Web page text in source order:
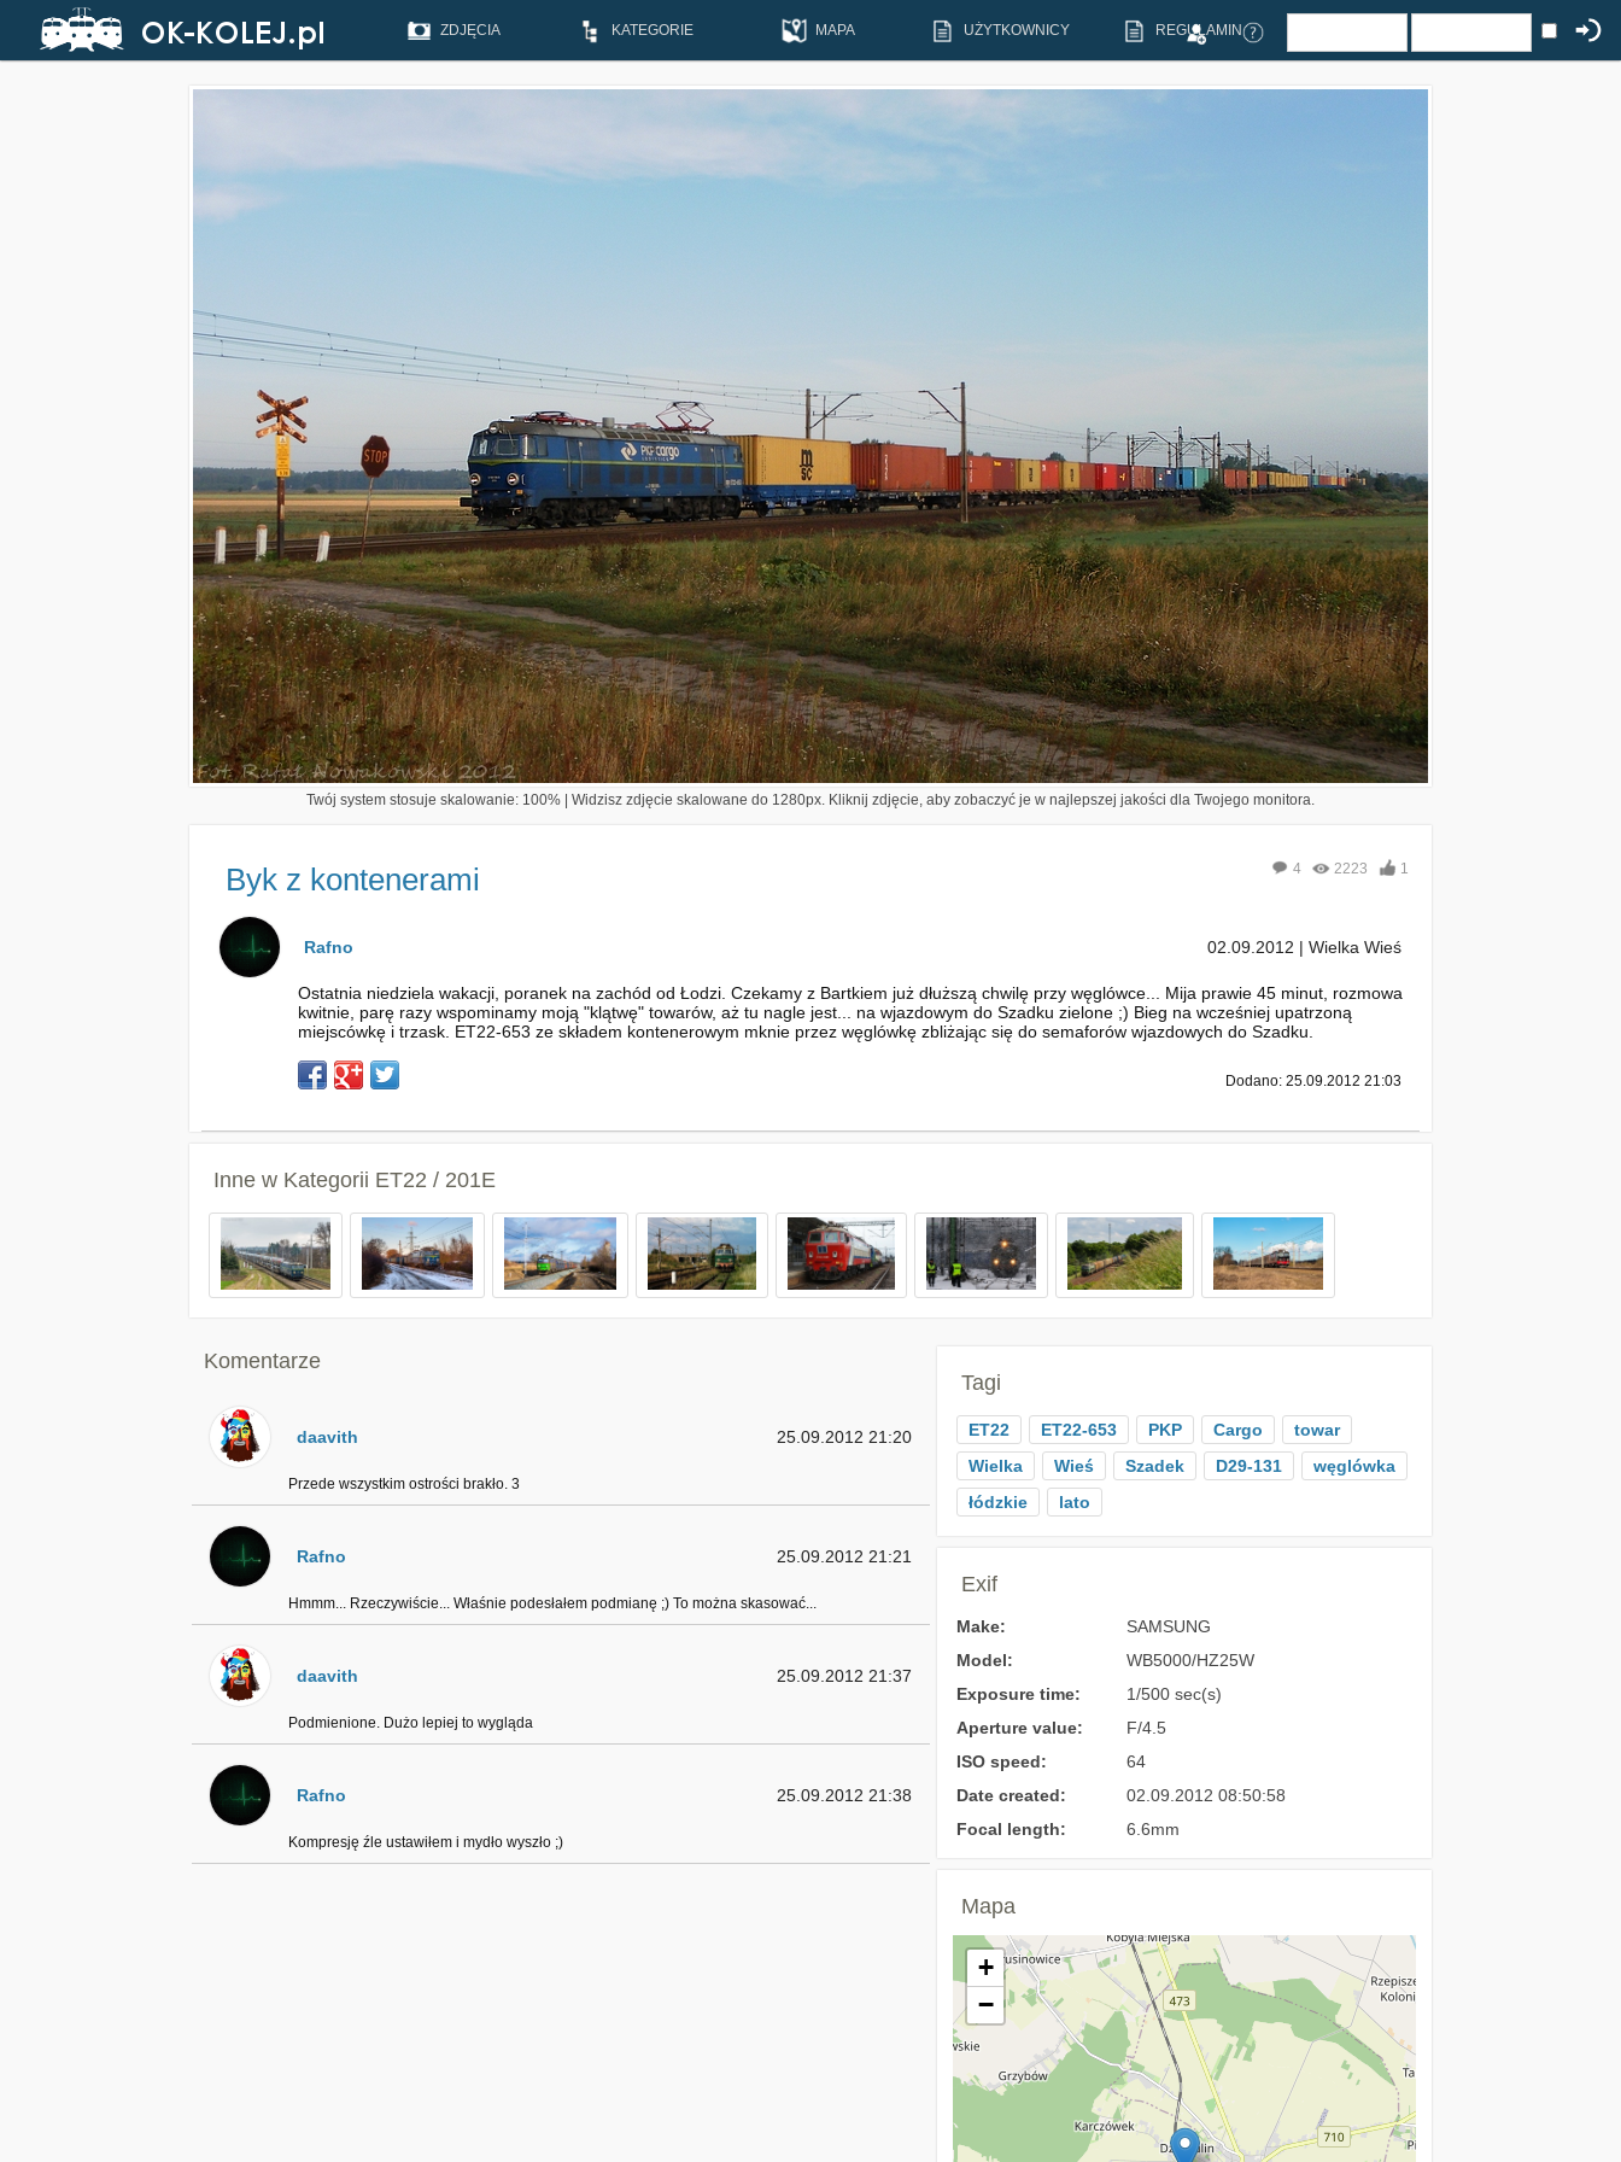
ZDJĘCIA KATEGORIE MAPA UŻYTKOWNICY REGULAMIN
Twój system stosuje skalowanie: 100% | Widzisz zdjęcie skalowane do 1280px. Kliknij zdjęcie, aby zobaczyć je w najlepszej jakości dla Twojego monitora.
Byk z kontenerami 4 2223 1
Rafno 02.09.2012 | Wielka Wieś
Ostatnia niedziela wakacji, poranek na zachód od Łodzi. Czekamy z Bartkiem już dłuższą chwilę przy węglówce... Mija prawie 45 minut, rozmowa
kwitnie, parę razy wspominamy moją "klątwę" towarów, aż tu nagle jest... na wjazdowym do Szadku zielone ;) Bieg na wcześniej upatrzoną
miejscówkę i trzask. ET22-653 ze składem kontenerowym mknie przez węglówkę zbliżając się do semaforów wjazdowych do Szadku.
Dodano: 25.09.2012 21:03
Inne w Kategorii ET22 / 201E
Komentarze
daavith 25.09.2012 21:20
Przede wszystkim ostrości brakło. 3
Rafno 25.09.2012 21:21
Hmmm... Rzeczywiście... Właśnie podesłałem podmianę ;) To można skasować...
daavith 25.09.2012 21:37
Podmienione. Dużo lepiej to wygląda
Rafno 25.09.2012 21:38
Kompresję źle ustawiłem i mydło wyszło ;)
Tagi
ET22 ET22-653 PKP Cargo
towar
Wielka
Wieś Szadek D29-131
węglówka
łódzkie
lato
Exif
Make:
SAMSUNG
Model:
WB5000/HZ25W
Exposure time:
1/500 sec(s)
Aperture value:
F/4.5
ISO speed:
64
Date created:
02.09.2012 08:50:58
Focal length:
6.6mm
Mapa
+
−